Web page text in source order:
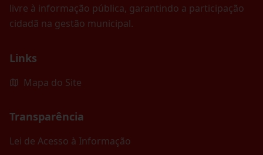
livre à informação pública, garantindo a participação
cidadã na gestão municipal.
Links
Mapa do Site
Transparência
Lei de Acesso à Informação